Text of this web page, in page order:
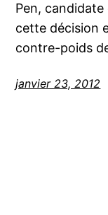
Pen, candidate
cette décision
contre-poids
janvier 23, 2012